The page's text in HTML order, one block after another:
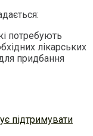
потребують
лікарських
придбання
підтримувати